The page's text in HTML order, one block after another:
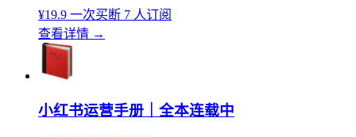
¥19.9 一次买断 7 人订阅
查看详情 →
小红书运营手册｜全本连载中